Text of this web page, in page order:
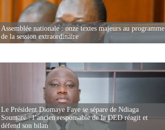
Assemblée nationale : onze textes majeurs au programme
de la session extraordinaire
Le Président Diomaye Faye se sépare de Ndiaga
Soumaré : l’ancien responsable de la DED réagit et
défend son bilan